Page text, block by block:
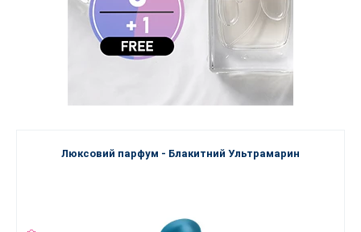
Люксовий парфум - Блакитний Ультрамарин